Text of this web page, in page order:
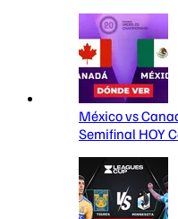
México vs
Semifinal HOY